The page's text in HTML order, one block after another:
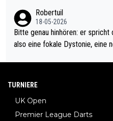
Robertuil
18-05-2026
Bitte genau hinhören: er spricht
also eine fokale Dystonie, eine
be immer noch, dass sehr viele
diese könnten teils wirksam
man nur zum Neurologen und
TURNIERE
UK Open
Premier League Darts